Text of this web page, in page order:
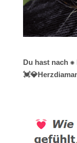
Du hast nach